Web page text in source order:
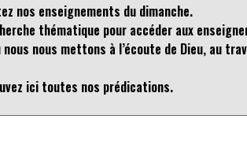
nos enseignements du dimanche.
thématique pour accéder aux
nous mettons à l’écoute de Dieu, au
ici toutes nos prédications.